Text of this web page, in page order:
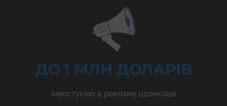
ДО 1 МЛН ДОЛАРІВ
інвестуємо в рекламу щомісяця